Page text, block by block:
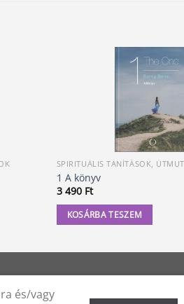
SPIRITUÁLIS TANÍTÁSOK,
1 A könyv
3 490 Ft
KOSÁRBA TESZEM
és/vagy